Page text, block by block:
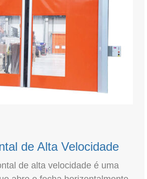
de Alta Velocidade
de alta velocidade é uma